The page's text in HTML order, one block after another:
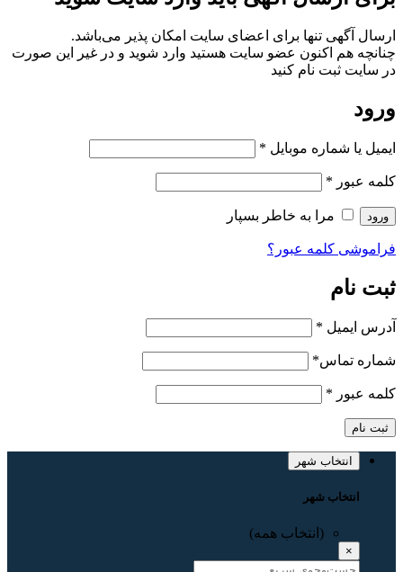
ارسال آگهی تنها برای اعضای سایت امکان پذیر می‌باشد.
چنانچه هم‌ اکنون عضو سایت هستید وارد شوید و در غیر این صورت
در سایت ثبت نام کنید
ورود
ایمیل یا شماره موبایل *
کلمه عبور *
ورود مرا به خاطر بسپار
فراموشی کلمه عبور؟
ثبت نام
آدرس ایمیل *
شماره تماس*
کلمه عبور *
ثبت نام
انتخاب شهر
انتخاب شهر
(انتخاب همه)
×